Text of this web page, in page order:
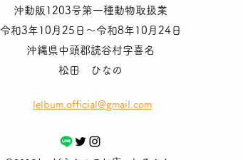
沖動販1203号第一種動物取扱業
令和3年10月25日〜令和8年10月24日
沖縄県中頭郡読谷村字喜名
松田 ひなの
lelbum.official@gmail.com